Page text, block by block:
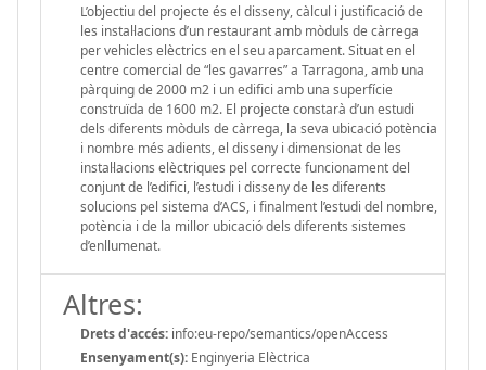
L’objectiu del projecte és el disseny, càlcul i justificació de
les instal·lacions d’un restaurant amb mòduls de càrrega
per vehicles elèctrics en el seu aparcament. Situat en el
centre comercial de “les gavarres” a Tarragona, amb una
pàrquing de 2000 m2 i un edifici amb una superfície
construïda de 1600 m2. El projecte constarà d’un estudi
dels diferents mòduls de càrrega, la seva ubicació potència
i nombre més adients, el disseny i dimensionat de les
instal·lacions elèctriques pel correcte funcionament del
conjunt de l’edifici, l’estudi i disseny de les diferents
solucions pel sistema d’ACS, i finalment l’estudi del nombre,
potència i de la millor ubicació dels diferents sistemes
d’enllumenat.
Altres:
Drets d'accés: info:eu-repo/semantics/openAccess
Ensenyament(s): Enginyeria Elèctrica